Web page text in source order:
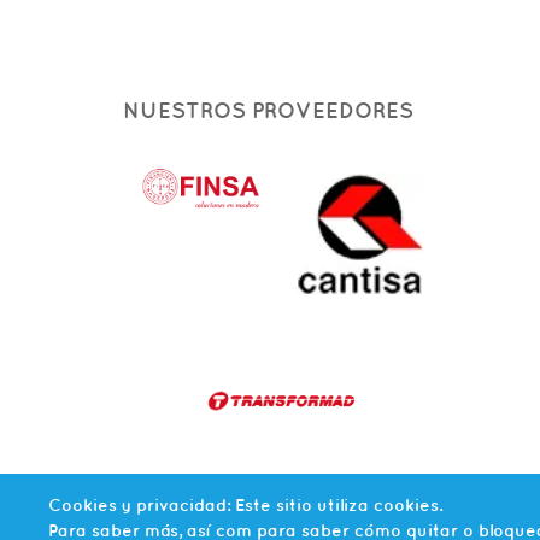
NUESTROS PROVEEDORES
© 2026 AGLOVAL. TODOS LOS DERECHOS RESERVADOS.
Cookies y privacidad: Este sitio utiliza cookies.
Para saber más, así com para saber cómo quitar o